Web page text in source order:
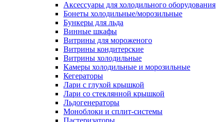
Аксессуары для холодильного оборудования
Бонеты холодильные/морозильные
Бункеры для льда
Винные шкафы
Витрины для мороженого
Витрины кондитерские
Витрины холодильные
Камеры холодильные и морозильные
Кегераторы
Лари с глухой крышкой
Лари со стеклянной крышкой
Льдогенераторы
Моноблоки и сплит-системы
Пастеризаторы